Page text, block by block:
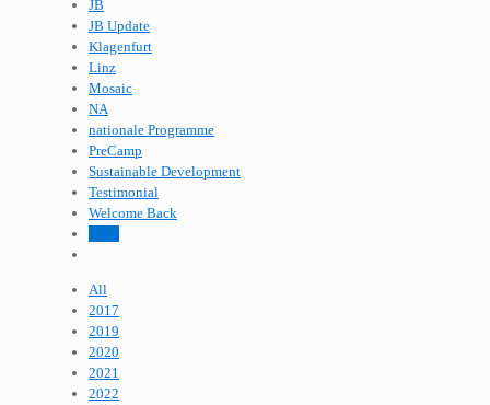
JB
JB Update
Klagenfurt
Linz
Mosaic
NA
nationale Programme
PreCamp
Sustainable Development
Testimonial
Welcome Back
All
2017
2019
2020
2021
2022